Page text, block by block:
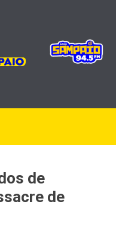
de
de